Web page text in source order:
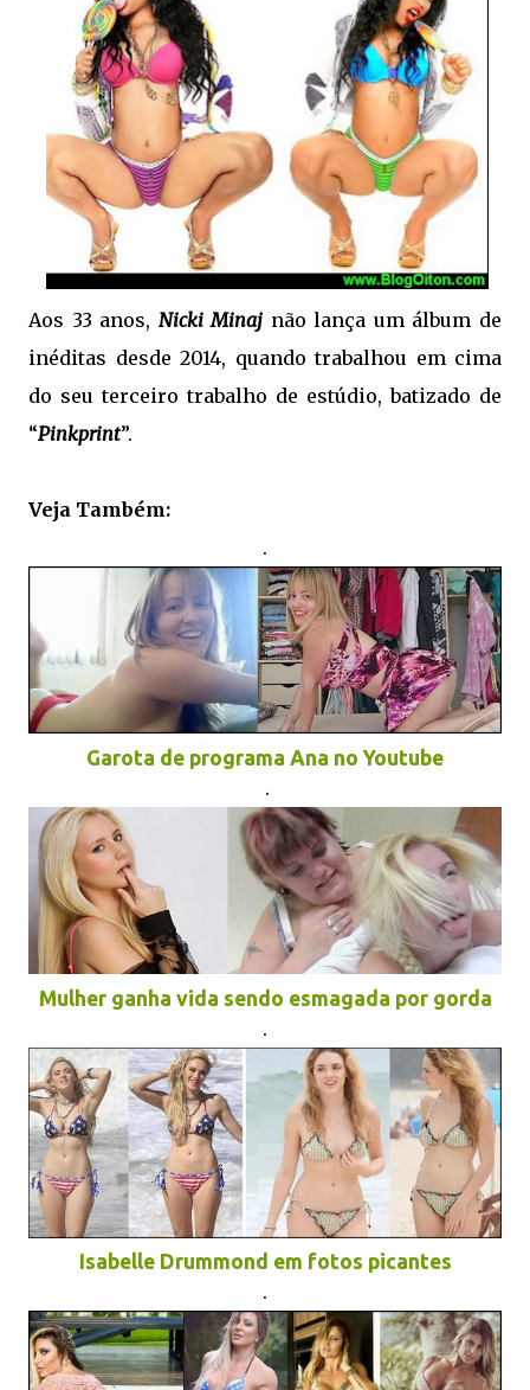
Aos 33 anos, Nicki Minaj não lança um álbum de
inéditas desde 2014, quando trabalhou em cima
do seu terceiro trabalho de estúdio, batizado de
“Pinkprint”.
Veja Também:
.
Garota de programa Ana no Youtube
.
Mulher ganha vida sendo esmagada por gorda
.
Isabelle Drummond em fotos picantes
.